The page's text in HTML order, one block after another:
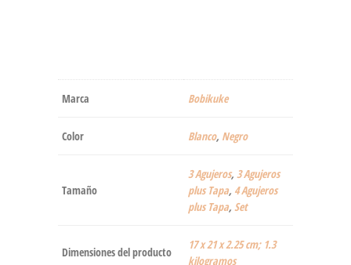
Marca ‎Bobikuke
Color ‎Blanco, Negro
Tamaño
3 Agujeros, 3 Agujeros
plus Tapa, 4 Agujeros
plus Tapa, Set
Dimensiones del producto
‎17 x 21 x 2.25 cm; 1.3
kilogramos